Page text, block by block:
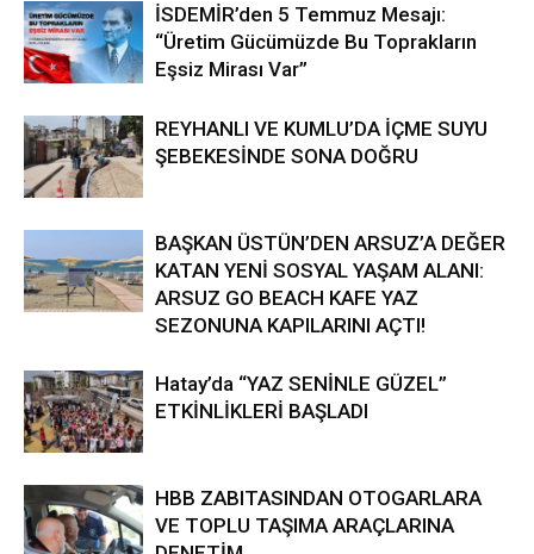
İSDEMİR’den 5 Temmuz Mesajı:
“Üretim Gücümüzde Bu Toprakların
Eşsiz Mirası Var”
REYHANLI VE KUMLU’DA İÇME SUYU
ŞEBEKESİNDE SONA DOĞRU
BAŞKAN ÜSTÜN’DEN ARSUZ’A DEĞER
KATAN YENİ SOSYAL YAŞAM ALANI:
ARSUZ GO BEACH KAFE YAZ
SEZONUNA KAPILARINI AÇTI!
Hatay’da “YAZ SENİNLE GÜZEL”
ETKİNLİKLERİ BAŞLADI
HBB ZABITASINDAN OTOGARLARA
VE TOPLU TAŞIMA ARAÇLARINA